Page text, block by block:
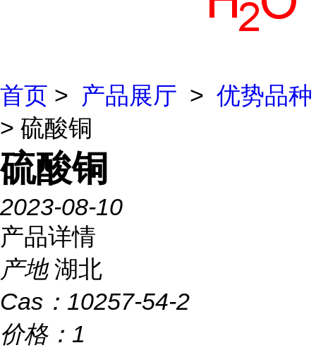
首页 > 产品展厅 > 优势品种
> 硫酸铜
硫酸铜
2023-08-10
产品详情
产地 湖北
Cas： 10257-54-2
价格： 1